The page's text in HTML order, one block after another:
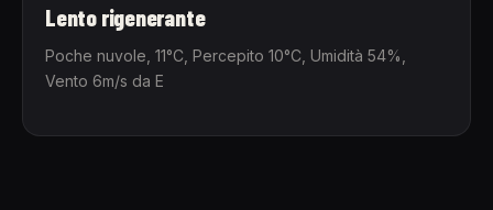
Lento rigenerante
Poche nuvole, 11°C, Percepito 10°C, Umidità 54%,
Vento 6m/s da E